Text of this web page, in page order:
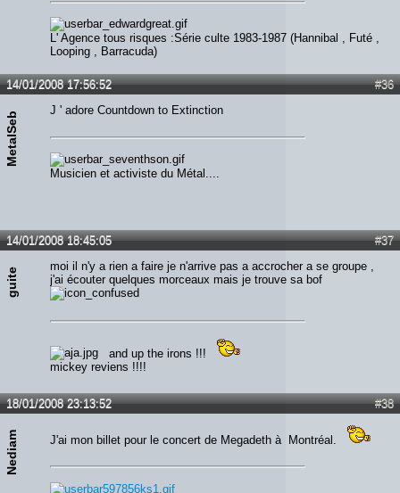
L' Agence tous risques :Série culte 1983-1987 (Hannibal , Futé ,
Looping , Barracuda)
#36
14/01/2008 17:56:52
MetalSeb
J ' adore Countdown to Extinction
Musicien et activiste du Métal....
#37
14/01/2008 18:45:05
guite
moi il n'y a rien a faire je n'arrive pas a accrocher a se groupe ,
j'ai écouter quelques morceaux mais je trouve sa bof
and up the irons !!!
mickey reviens !!!!
#38
18/01/2008 23:13:52
Nediam J'ai mon billet pour le concert de Megadeth à Montréal.